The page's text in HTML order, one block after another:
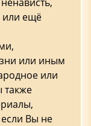
или ещё
или иным
или
также
Вы не